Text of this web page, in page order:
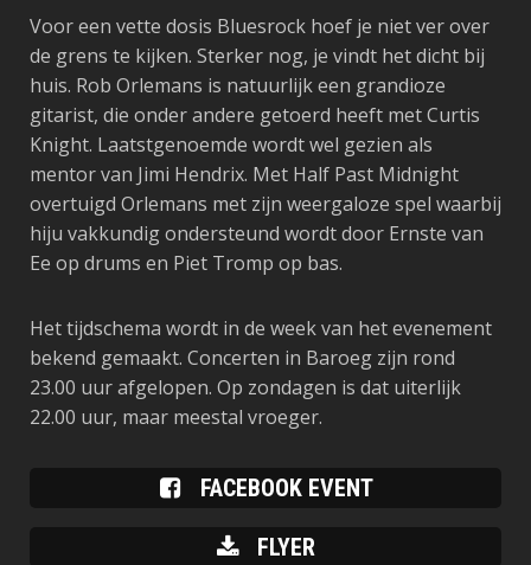
Voor een vette dosis Bluesrock hoef je niet ver over
de grens te kijken. Sterker nog, je vindt het dicht bij
huis. Rob Orlemans is natuurlijk een grandioze
gitarist, die onder andere getoerd heeft met Curtis
Knight. Laatstgenoemde wordt wel gezien als
mentor van Jimi Hendrix. Met Half Past Midnight
overtuigd Orlemans met zijn weergaloze spel waarbij
hiju vakkundig ondersteund wordt door Ernste van
Ee op drums en Piet Tromp op bas.
Het tijdschema wordt in de week van het evenement
bekend gemaakt. Concerten in Baroeg zijn rond
23.00 uur afgelopen. Op zondagen is dat uiterlijk
22.00 uur, maar meestal vroeger.
FACEBOOK EVENT
FLYER